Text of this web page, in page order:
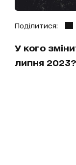
Поділитися:
У кого
липня 2023?